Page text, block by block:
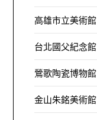
高雄市立美術館
台北國父紀念館
鶯歌陶瓷博物館
金山朱銘美術館